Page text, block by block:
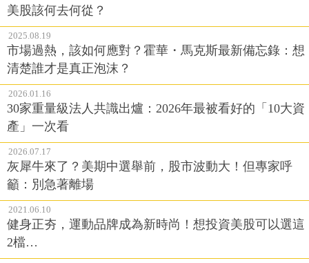
美股該何去何從？
2025.08.19
市場過熱，該如何應對？霍華・馬克斯最新備忘錄：想
清楚誰才是真正泡沫？
2026.01.16
30家重量級法人共識出爐：2026年最被看好的「10大資
產」一次看
2026.07.17
灰犀牛來了？美期中選舉前，股市波動大！但專家呼
籲：別急著離場
2021.06.10
健身正夯，運動品牌成為新時尚！想投資美股可以選這
2檔…